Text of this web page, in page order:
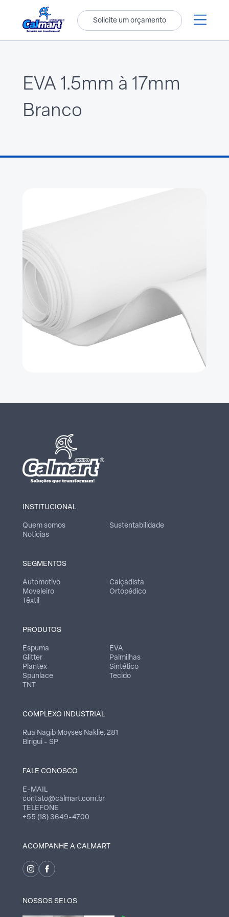
Solicite um orçamento
EVA 1.5mm à 17mm
Branco
INSTITUCIONAL
Quem somos
Sustentabilidade
Notícias
SEGMENTOS
Automotivo
Calçadista
Moveleiro
Ortopédico
Têxtil
PRODUTOS
Espuma
EVA
Glitter
Palmilhas
Plantex
Sintético
Spunlace
Tecido
TNT
COMPLEXO INDUSTRIAL
Rua Nagib Moyses Naklie, 281
Birigui - SP
FALE CONOSCO
E-MAIL
contato@calmart.com.br
TELEFONE
+55 (18) 3649-4700
ACOMPANHE A CALMART
NOSSOS SELOS